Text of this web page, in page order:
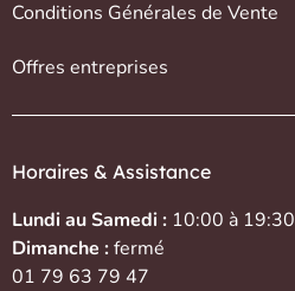
Conditions Générales de Vente
Offres entreprises
Horaires & Assistance
Lundi au Samedi : 10:00 à 19:30
Dimanche :fermé
01 79 63 79 47